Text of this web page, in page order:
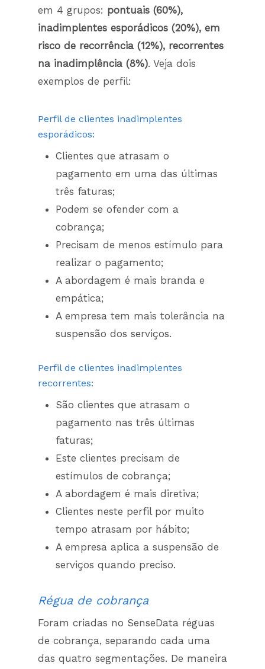
em 4 grupos: pontuais (60%),
inadimplentes esporádicos (20%), em
risco de recorrência (12%), recorrentes
na inadimplência (8%). Veja dois
exemplos de perfil:
Perfil de clientes inadimplentes
esporádicos:
Clientes que atrasam o
pagamento em uma das últimas
três faturas;
Podem se ofender com a
cobrança;
Precisam de menos estímulo para
realizar o pagamento;
A abordagem é mais branda e
empática;
A empresa tem mais tolerância na
suspensão dos serviços.
Perfil de clientes inadimplentes
recorrentes:
São clientes que atrasam o
pagamento nas três últimas
faturas;
Este clientes precisam de
estímulos de cobrança;
A abordagem é mais diretiva;
Clientes neste perfil por muito
tempo atrasam por hábito;
A empresa aplica a suspensão de
serviços quando preciso.
Régua de cobrança
Foram criadas no SenseData réguas
de cobrança, separando cada uma
das quatro segmentações. De maneira